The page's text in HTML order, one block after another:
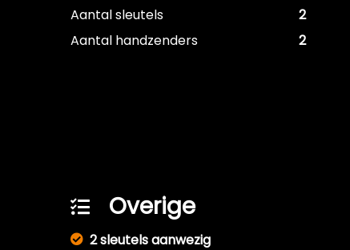
Aantal sleutels
2
Aantal handzenders
2
Overige
2 sleutels aanwezig